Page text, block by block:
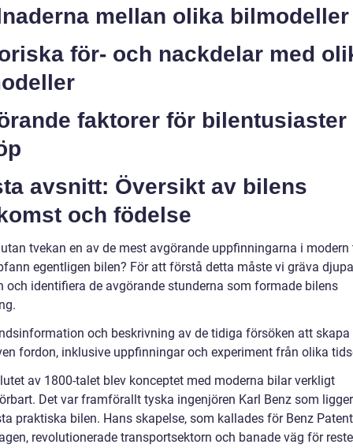
mellan olika bilmodeller
för- och nackdelar med
faktorer för bilentusiaster
avsnitt: Översikt av bilens
och födelse
tvekan en av de mest avgörande uppfinningarna i modern
egentligen bilen? För att förstå detta måste vi gräva
och identifiera de avgörande stunderna som formade bilens
och beskrivning av de tidiga försöken att skapa
fordon, inklusive uppfinningar och experiment från olika
av 1800-talet blev konceptet med moderna bilar verkligt
Det var framförallt tyska ingenjören Karl Benz som
praktiska bilen. Hans skapelse, som kallades för Benz
revolutionerade transportsektorn och banade väg för